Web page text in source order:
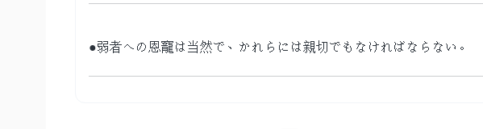
●弱者への恩寵は当然で、かれらには親切でもなければならない。